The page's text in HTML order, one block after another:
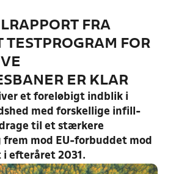
FRA
TESTPROGRAM FOR
ER KLAR
et foreløbigt indblik i
med forskellige infill-
til et stærkere
mod EU-forbuddet mod
efteråret 2031.